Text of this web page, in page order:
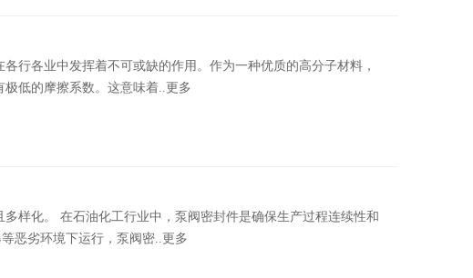
各业中发挥着不可或缺的作用。作为一种优质的高分子材料，
低的摩擦系数。这意味着..更多
化。 在石油化工行业中，泵阀密封件是确保生产过程连续性和
恶劣环境下运行，泵阀密..更多